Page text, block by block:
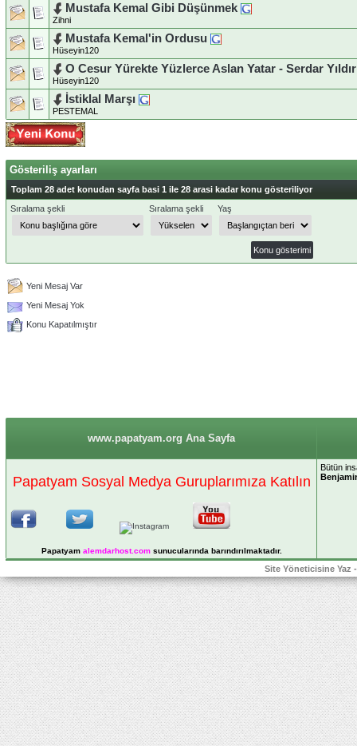
Mustafa Kemal Gibi Düşünmek
Zihni
Mustafa Kemal'in Ordusu
Hüseyin120
O Cesur Yürekte Yüzlerce Aslan Yatar - Serdar
Hüseyin120
İstiklal Marşı
PESTEMAL
Gösteriliş ayarları
Toplam 28 adet konudan sayfa basi 1 ile 28 arasi kadar konu gösteriliyor
Sıralama şekli
Sıralama şekli Yaş
Yeni Mesaj Var
Yeni Mesaj Yok
Konu Kapatılmıştır
www.papatyam.org Ana Sayfa
Papatyam Sosyal Medya Guruplarımıza Katılın
Papatyam alemdarhost.comsunucularında barındırılmaktadır.
Bütün
Site Yöneticisine Yaz